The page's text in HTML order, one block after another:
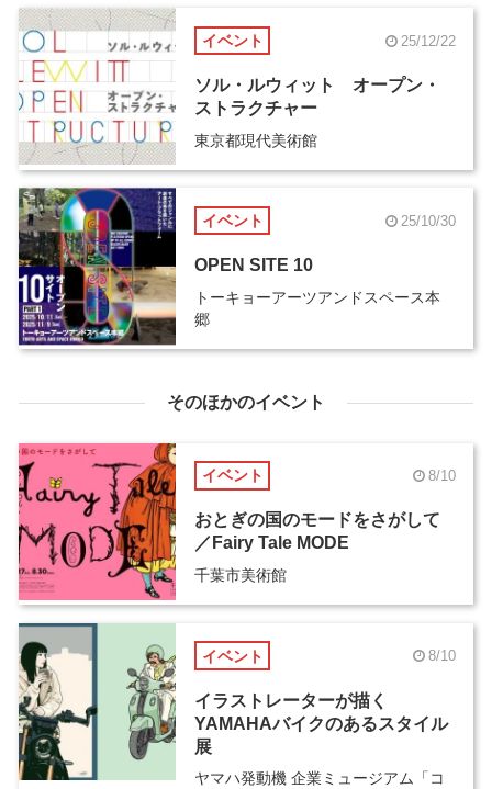
イベント 25/12/22
ソル・ルウィット オープン・
ストラクチャー
東京都現代美術館
イベント 25/10/30
OPEN SITE 10
トーキョーアーツアンドスペース本
郷
そのほかのイベント
イベント 8/10
おとぎの国のモードをさがして
／Fairy Tale MODE
千葉市美術館
イベント 8/10
イラストレーターが描く
YAMAHAバイクのあるスタイル
展
ヤマハ発動機 企業ミュージアム「コ